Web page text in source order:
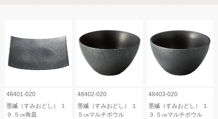
48401-020 48402-020
48403-020
墨縅（すみおどし） １
９.５㎝角皿
墨縅（すみおどし） １
５㎝マルチボウル
墨縅（すみおどし） １
３.５㎝マルチボウル